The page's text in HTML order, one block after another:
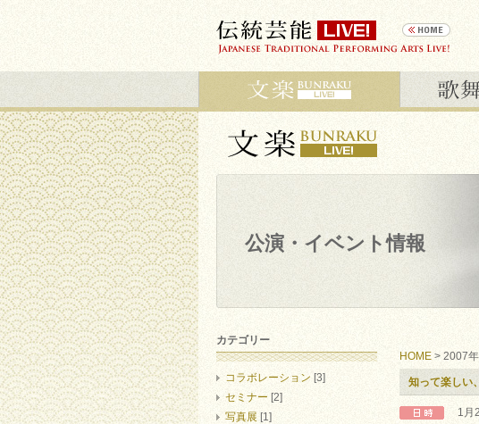
公演・イベント情報
HOME > 2007
知って楽しい
1月
カテゴリー
コラボレーション [3]
セミナー [2]
写真展 [1]